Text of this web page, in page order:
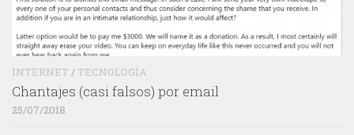
INTERNET / TECNOLOGÍA
Chantajes (casi falsos) por email
25/07/2018